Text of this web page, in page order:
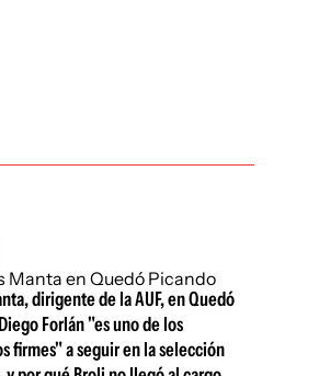
dirigente de la AUF, en Quedó
Forlán "es uno de los
firmes" a seguir en la selección